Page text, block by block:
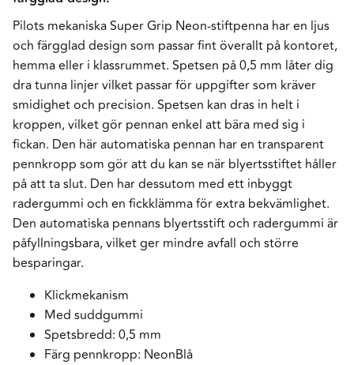
Pilots mekaniska Super Grip Neon-stiftpenna har en ljus
och färgglad design som passar fint överallt på kontoret,
hemma eller i klassrummet. Spetsen på 0,5 mm låter dig
dra tunna linjer vilket passar för uppgifter som kräver
smidighet och precision. Spetsen kan dras in helt i
kroppen, vilket gör pennan enkel att bära med sig i
fickan. Den här automatiska pennan har en transparent
pennkropp som gör att du kan se när blyertsstiftet håller
på att ta slut. Den har dessutom med ett inbyggt
radergummi och en fickklämma för extra bekvämlighet.
Den automatiska pennans blyertsstift och radergummi är
påfyllningsbara, vilket ger mindre avfall och större
besparingar.
Klickmekanism
Med suddgummi
Spetsbredd: 0,5 mm
Färg pennkropp: NeonBlå